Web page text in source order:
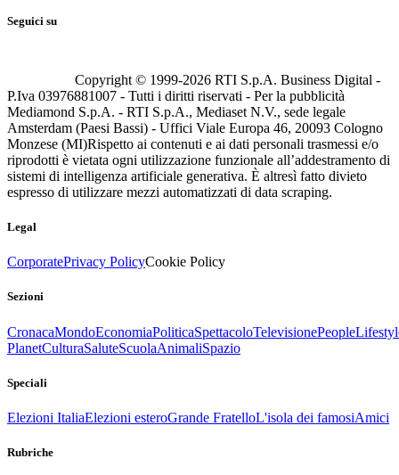
Seguici su
Copyright © 1999-2026 RTI S.p.A. Business Digital -
P.Iva 03976881007 - Tutti i diritti riservati - Per la pubblicità
Mediamond S.p.A. - RTI S.p.A., Mediaset N.V., sede legale
Amsterdam (Paesi Bassi) - Uffici Viale Europa 46, 20093 Cologno
Monzese (MI)Rispetto ai contenuti e ai dati personali trasmessi e/o
riprodotti è vietata ogni utilizzazione funzionale all’addestramento di
sistemi di intelligenza artificiale generativa. È altresì fatto divieto
espresso di utilizzare mezzi automatizzati di data scraping.
Legal
CorporatePrivacy PolicyCookie Policy
Sezioni
CronacaMondoEconomiaPoliticaSpettacoloTelevisionePeople
PlanetCulturaSaluteScuolaAnimaliSpazio
Speciali
Elezioni ItaliaElezioni esteroGrande FratelloL'isola dei famosiAmici
Rubriche